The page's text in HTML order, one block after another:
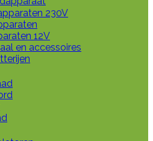
230V
12V
en accessoires